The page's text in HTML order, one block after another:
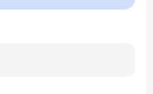
и обильней чем при